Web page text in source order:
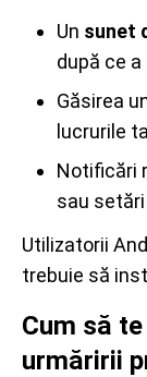
Un sunet
după ce
Găsirea
lucrurile
Notificări
sau
Utilizatorii
trebuie să
Cum să
urmăririi